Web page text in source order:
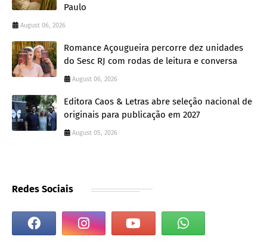
Paulo
August 06, 2026
Romance Açougueira percorre dez unidades
do Sesc RJ com rodas de leitura e conversa
August 06, 2026
Editora Caos & Letras abre seleção nacional de
originais para publicação em 2027
August 05, 2026
Redes Sociais